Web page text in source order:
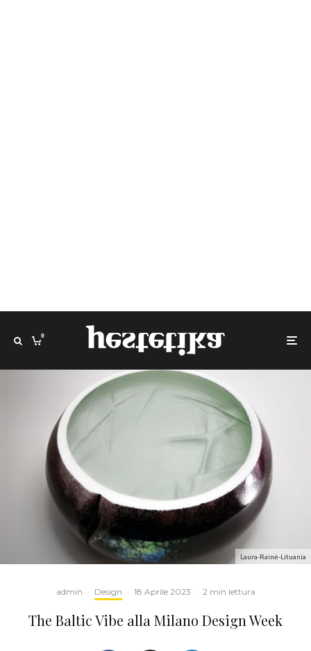
0
Laura-Rainė-Lituania
admin · Design · 18 Aprile 2023 · 2 min lettura
The Baltic Vibe alla Milano Design Week